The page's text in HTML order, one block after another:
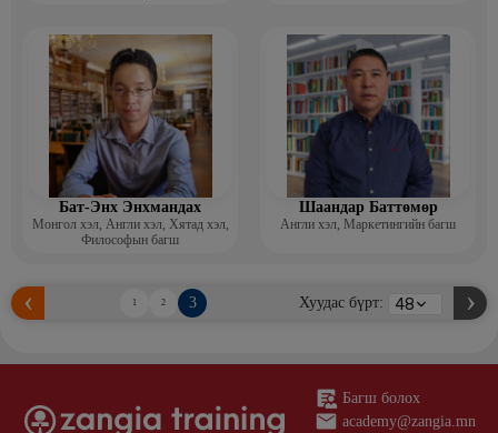
Бат-Энх Энхмандах
Монгол хэл, Англи хэл, Хятад хэл,
Философын багш
Шаандар Баттөмөр
Англи хэл, Маркетингийн багш
1 2 3 Хуудас бүрт:
Багш болох
academy@zangia.mn